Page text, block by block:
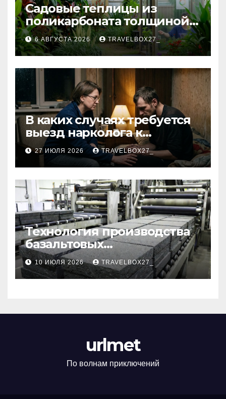
Садовые теплицы из
поликарбоната толщиной 4
и 6 мм
6 АВГУСТА 2026 TRAVELBOX27_
В каких случаях требуется
выезд нарколога к
пациенту
27 ИЮЛЯ 2026 TRAVELBOX27_
Технология производства
базальтовых
теплоизоляционных плит
по ГОСТ
10 ИЮЛЯ 2026 TRAVELBOX27_
urlmet
По волнам приключений